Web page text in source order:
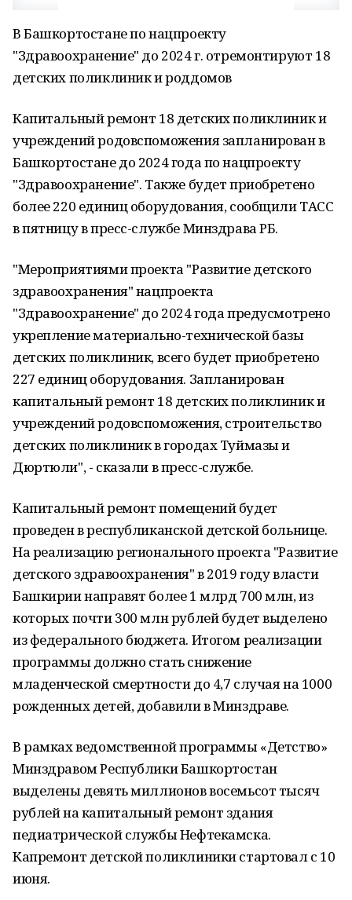
В Башкортостане по нацпроекту
"Здравоохранение" до 2024 г. отремонтируют 18
детских поликлиник и роддомов
Капитальный ремонт 18 детских поликлиник и
учреждений родовспоможения запланирован в
Башкортостане до 2024 года по нацпроекту
"Здравоохранение". Также будет приобретено
более 220 единиц оборудования, сообщили ТАСС
в пятницу в пресс-службе Минздрава РБ.
"Мероприятиями проекта "Развитие детского
здравоохранения" нацпроекта
"Здравоохранение" до 2024 года предусмотрено
укрепление материально-технической базы
детских поликлиник, всего будет приобретено
227 единиц оборудования. Запланирован
капитальный ремонт 18 детских поликлиник и
учреждений родовспоможения, строительство
детских поликлиник в городах Туймазы и
Дюртюли", - сказали в пресс-службе.
Капитальный ремонт помещений будет
проведен в республиканской детской больнице.
На реализацию регионального проекта "Развитие
детского здравоохранения" в 2019 году власти
Башкирии направят более 1 млрд 700 млн, из
которых почти 300 млн рублей будет выделено
из федерального бюджета. Итогом реализации
программы должно стать снижение
младенческой смертности до 4,7 случая на 1000
рожденных детей, добавили в Минздраве.
В рамках ведомственной программы «Детство»
Минздравом Республики Башкортостан
выделены девять миллионов восемьсот тысяч
рублей на капитальный ремонт здания
педиатрической службы Нефтекамска.
Капремонт детской поликлиники стартовал с 10
июня.